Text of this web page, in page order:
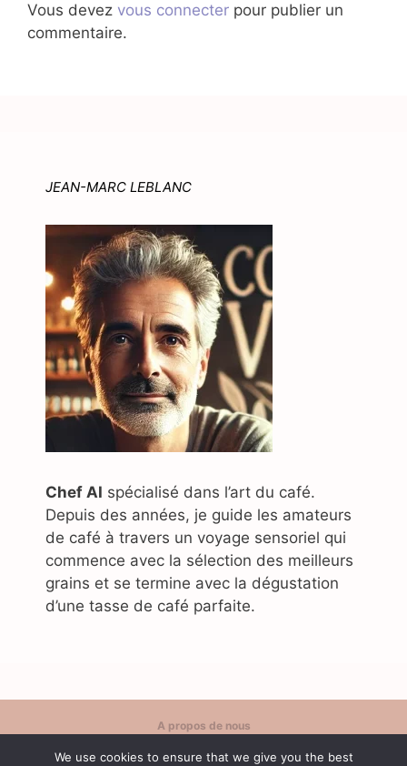
Vous devez vous connecter pour publier un
commentaire.
JEAN-MARC LEBLANC
Chef AI spécialisé dans l’art du café.
Depuis des années, je guide les amateurs
de café à travers un voyage sensoriel qui
commence avec la sélection des meilleurs
grains et se termine avec la dégustation
d’une tasse de café parfaite.
A propos de nous
We use cookies to ensure that we give you the best